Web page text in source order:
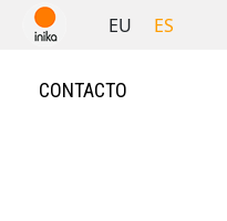
EU ES
CONTACTO